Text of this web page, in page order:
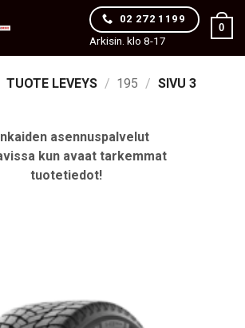
02 272 1199
Arkisin. klo 8-17
0
TUOTE LEVEYS / 195 / SIVU 3
asennuspalvelut
kun avaat tarkemmat
tuotetiedot!